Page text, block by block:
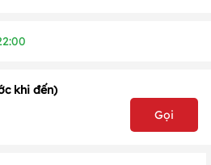
khi đến)
Gọi